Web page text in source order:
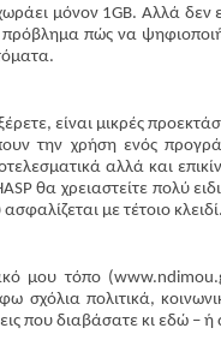
μόνον 1GB. Αλλά δεν
πώς να
είναι μικρές
την χρήση ενός
αλλά και
θα χρειαστείτε πολύ
με τέτοιο
μου τόπο
σχόλια πολιτικά,
που διαβάσατε κι εδώ – ή